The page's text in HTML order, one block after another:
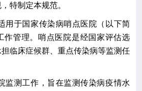
特制定本规范。
用于国家传染病哨点医院（以下简
作管理。哨点医院是经国家评估选
临床症候群、重点传染病等监测任
监测工作 ，旨在监测传染病疫情水